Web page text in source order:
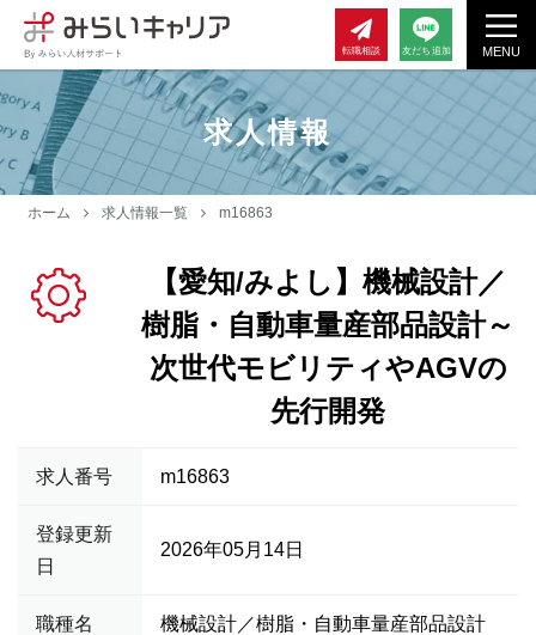
MENU
転職相談 友だち追加
求人情報
ホーム 求人情報一覧 m16863
【愛知/みよし】機械設計／
樹脂・自動車量産部品設計～
次世代モビリティやAGVの
先行開発
求人番号 m16863
登録更新
日
2026年05月14日
職種名 機械設計／樹脂・自動車量産部品設計